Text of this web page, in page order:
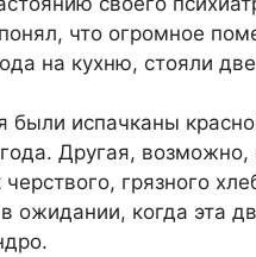
что огромное
на кухню, стояли
испачканы
Другая, возможно,
грязного
ожидании, когда эта